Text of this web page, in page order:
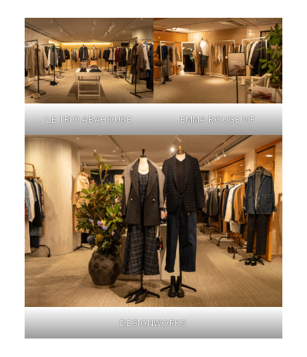
LE TRIO ABAHOUSE EMMA ROUGE VIF
DESIGNWORKS